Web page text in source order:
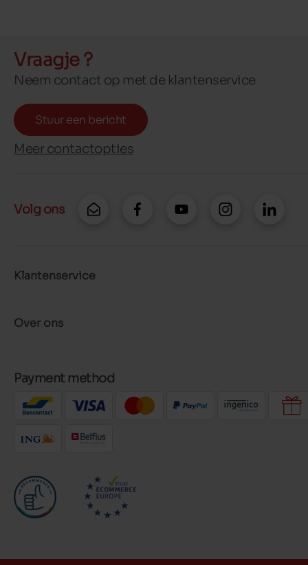
Vraagje ?
Neem contact op met de klantenservice
Stuur een bericht
Meer contactopties
Volg ons
Klantenservice
Over ons
Payment method